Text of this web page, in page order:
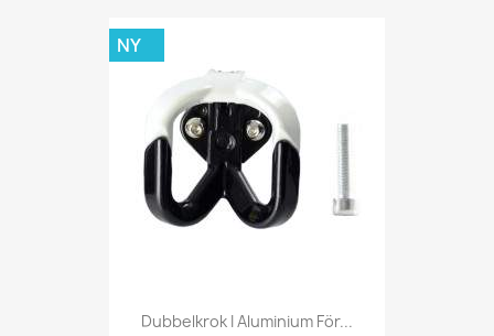
Dubbelkrok I Aluminium För...
NY